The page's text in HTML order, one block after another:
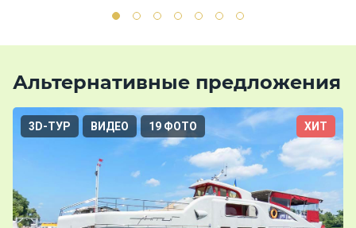
Альтернативные предложения
3D-ТУР ВИДЕО 19 ФОТО ХИТ